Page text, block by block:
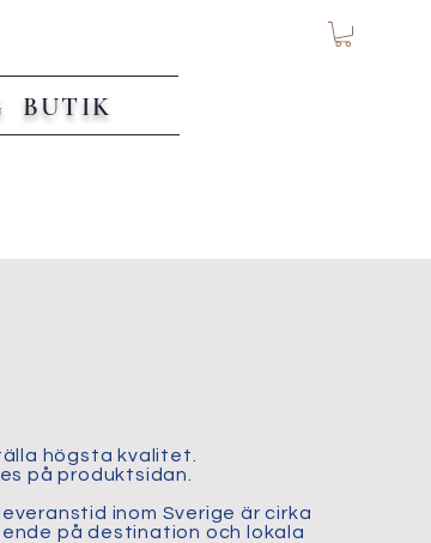
BUTIK
högsta kvalitet.
på produktsidan.
inom Sverige är cirka
på destination och lokala